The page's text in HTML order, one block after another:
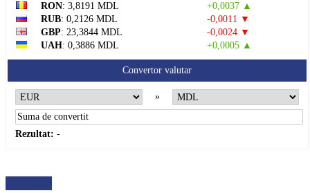
RON: 3,8191 MDL
+0,0037 ▲
RUB: 0,2126 MDL
-0,0011 ▼
GBP: 23,3844 MDL
-0,0024 ▼
UAH: 0,3886 MDL +0,0005 ▲
Convertor valutar
»
Rezultat: -